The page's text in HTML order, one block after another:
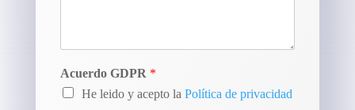
Acuerdo GDPR *
He leido y acepto la Política de privacidad